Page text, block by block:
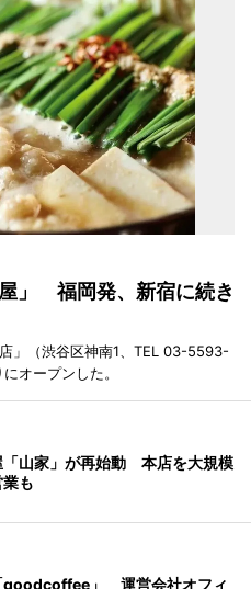
」 福岡発、新宿に続き
」（渋谷区神南1、TEL 03-5593-
オープンした。
「山家」が再始動 本店を大規模
も
goodcoffee」 運営会社オフィ